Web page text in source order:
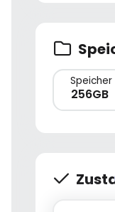
Speicher
256GB